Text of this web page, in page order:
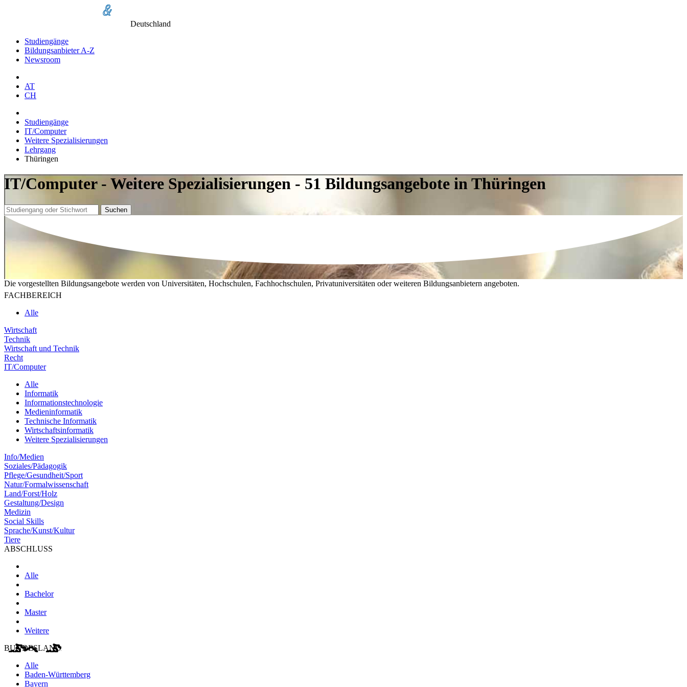
Deutschland
Studiengänge
Bildungsanbieter A-Z
Newsroom
AT
CH
Studiengänge
IT/Computer
Weitere Spezialisierungen
Lehrgang
Thüringen
IT/Computer - Weitere Spezialisierungen - 51 Bildungsangebote in Thüringen
Suchen
Die vorgestellten Bildungsangebote werden von Universitäten, Hochschulen, Fachhochschulen, Privatuniversitäten oder weiteren Bildungsanbietern angeboten.
FACHBEREICH
Alle
Wirtschaft
Technik
Wirtschaft und Technik
Recht
IT/Computer
Alle
Informatik
Informationstechnologie
Medieninformatik
Technische Informatik
Wirtschaftsinformatik
Weitere Spezialisierungen
Info/Medien
Soziales/Pädagogik
Pflege/Gesundheit/Sport
Natur/Formalwissenschaft
Land/Forst/Holz
Gestaltung/Design
Medizin
Social Skills
Sprache/Kunst/Kultur
Tiere
ABSCHLUSS
Alle
Bachelor
Master
Weitere
BUNDESLAND
Alle
Baden-Württemberg
Bayern